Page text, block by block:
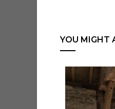
YOU MIGHT